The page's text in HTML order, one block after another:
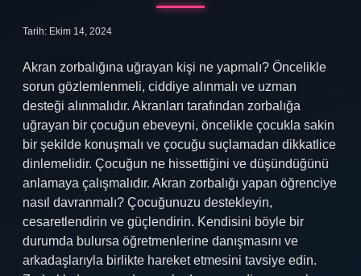
Tarih: Ekim 14, 2024
Akran zorbalığına uğrayan kişi ne yapmalı? Öncelikle
sorun gözlemlenmeli, ciddiye alınmalı ve uzman
desteği alınmalıdır. Akranları tarafından zorbalığa
uğrayan bir çocuğun ebeveyni, öncelikle çocukla sakin
bir şekilde konuşmalı ve çocuğu suçlamadan dikkatlice
dinlemelidir. Çocuğun ne hissettiğini ve düşündüğünü
anlamaya çalışmalıdır. Akran zorbalığı yapan öğrenciye
nasıl davranmalı? Çocuğunuzu destekleyin,
cesaretlendirin ve güçlendirin. Kendisini böyle bir
durumda bulursa öğretmenlerine danışmasını ve
arkadaşlarıyla birlikte hareket etmesini tavsiye edin.